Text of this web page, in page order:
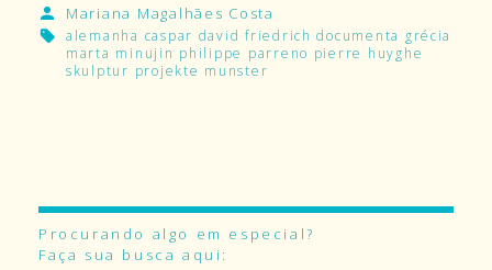
Mariana Magalhães Costa
alemanha caspar david friedrich documenta grécia
marta minujin philippe parreno pierre huyghe
skulptur projekte munster
Procurando algo em especial?
Faça sua busca aqui: